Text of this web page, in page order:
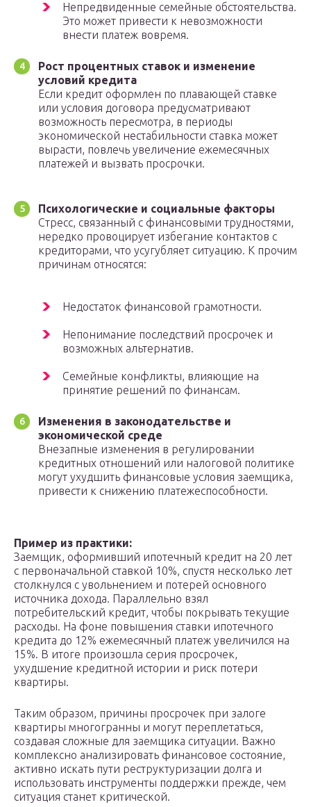
Непредвиденные семейные обстоятельства.
Это может привести к невозможности
внести платеж вовремя.
Рост процентных ставок и изменение
условий кредита
Если кредит оформлен по плавающей ставке
или условия договора предусматривают
возможность пересмотра, в периоды
экономической нестабильности ставка может
вырасти, повлечь увеличение ежемесячных
платежей и вызвать просрочки.
Психологические и социальные факторы
Стресс, связанный с финансовыми трудностями,
нередко провоцирует избегание контактов с
кредиторами, что усугубляет ситуацию. К прочим
причинам относятся:
Недостаток финансовой грамотности.
Непонимание последствий просрочек и
возможных альтернатив.
Семейные конфликты, влияющие на
принятие решений по финансам.
Изменения в законодательстве и
экономической среде
Внезапные изменения в регулировании
кредитных отношений или налоговой политике
могут ухудшить финансовые условия заемщика,
привести к снижению платежеспособности.
Пример из практики:
Заемщик, оформивший ипотечный кредит на 20 лет
с первоначальной ставкой 10%, спустя несколько лет
столкнулся с увольнением и потерей основного
источника дохода. Параллельно взял
потребительский кредит, чтобы покрывать текущие
расходы. На фоне повышения ставки ипотечного
кредита до 12% ежемесячный платеж увеличился на
15%. В итоге произошла серия просрочек,
ухудшение кредитной истории и риск потери
квартиры.
Таким образом, причины просрочек при залоге
квартиры многогранны и могут переплетаться,
создавая сложные для заемщика ситуации. Важно
комплексно анализировать финансовое состояние,
активно искать пути реструктуризации долга и
использовать инструменты поддержки прежде, чем
ситуация станет критической.